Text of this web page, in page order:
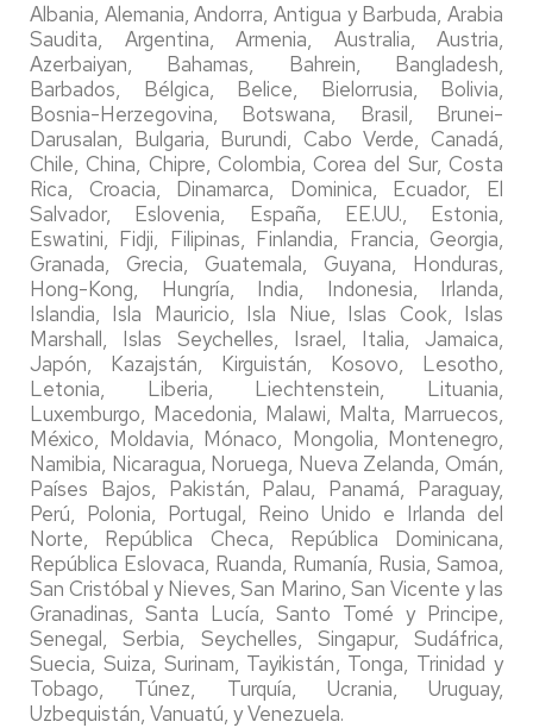
Albania, Alemania, Andorra, Antigua y Barbuda, Arabia
Saudita, Argentina, Armenia, Australia, Austria,
Azerbaiyan, Bahamas, Bahrein, Bangladesh,
Barbados, Bélgica, Belice, Bielorrusia, Bolivia,
Bosnia-Herzegovina, Botswana, Brasil, Brunei-
Darusalan, Bulgaria, Burundi, Cabo Verde, Canadá,
Chile, China, Chipre, Colombia, Corea del Sur, Costa
Rica, Croacia, Dinamarca, Dominica, Ecuador, El
Salvador, Eslovenia, España, EE.UU., Estonia,
Eswatini, Fidji, Filipinas, Finlandia, Francia, Georgia,
Granada, Grecia, Guatemala, Guyana, Honduras,
Hong-Kong, Hungría, India, Indonesia, Irlanda,
Islandia, Isla Mauricio, Isla Niue, Islas Cook, Islas
Marshall, Islas Seychelles, Israel, Italia, Jamaica,
Japón, Kazajstán, Kirguistán, Kosovo, Lesotho,
Letonia, Liberia, Liechtenstein, Lituania,
Luxemburgo, Macedonia, Malawi, Malta, Marruecos,
México, Moldavia, Mónaco, Mongolia, Montenegro,
Namibia, Nicaragua, Noruega, Nueva Zelanda, Omán,
Países Bajos, Pakistán, Palau, Panamá, Paraguay,
Perú, Polonia, Portugal, Reino Unido e Irlanda del
Norte, República Checa, República Dominicana,
República Eslovaca, Ruanda, Rumanía, Rusia, Samoa,
San Cristóbal y Nieves, San Marino, San Vicente y las
Granadinas, Santa Lucía, Santo Tomé y Principe,
Senegal, Serbia, Seychelles, Singapur, Sudáfrica,
Suecia, Suiza, Surinam, Tayikistán, Tonga, Trinidad y
Tobago, Túnez, Turquía, Ucrania, Uruguay,
Uzbequistán, Vanuatú, y Venezuela.